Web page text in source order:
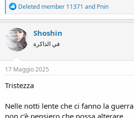
R
e
a
c
t
i
o
n
s
Deleted member 11371 and Pnin
Shoshin
في الذاكرة
17 Maggio 2025
Tristezza
Nelle notti lente che ci fanno la guerra
non c’è pensiero che possa alterare